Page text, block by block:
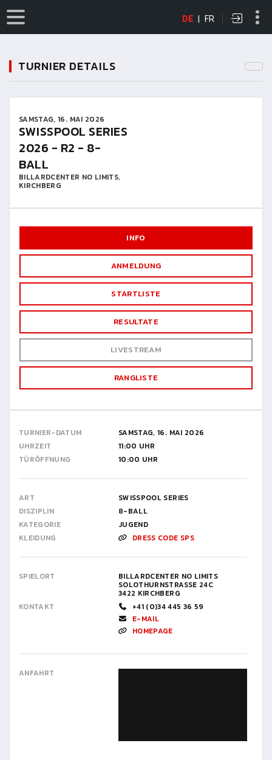
DE | FR
TURNIER DETAILS
SAMSTAG, 16. MAI 2026
SWISSPOOL SERIES
2026 - R2 - 8-
BALL
BILLARDCENTER NO LIMITS,
KIRCHBERG
INFO
ANMELDUNG
STARTLISTE
RESULTATE
LIVESTREAM
RANGLISTE
TURNIER-DATUM
SAMSTAG, 16. MAI 2026
UHRZEIT
11:00 UHR
TÜRÖFFNUNG
10:00 UHR
ART
SWISSPOOL SERIES
DISZIPLIN
8-BALL
KATEGORIE
JUGEND
KLEIDUNG
DRESS CODE SPS
SPIELORT BILLARDCENTER NO LIMITS
SOLOTHURNSTRASSE 24C
3422 KIRCHBERG
KONTAKT
+41 (0)34 445 36 59
E-MAIL
HOMEPAGE
ANFAHRT